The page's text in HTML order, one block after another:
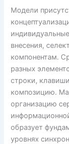
Модели
внесения,
компонентам.
разных
строки,
композицию.
организацию
образует
уровнях